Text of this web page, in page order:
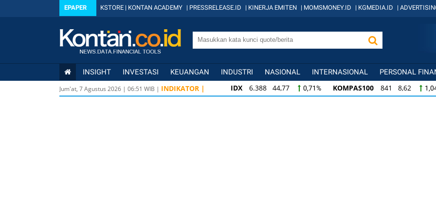
EPAPER KSTORE | KONTAN ACADEMY | PRESSRELEASE.ID | KINERJA EMITEN | MOMSMONEY.ID | KGMEDIA.ID |
INSIGHT INVESTASI KEUANGAN INDUSTRI NASIONAL INTERNASIONAL PERSONAL
Jum'at, 7 Agustus 2026 | 06:51 WIB | INDIKATOR | IDX 6.388 44,77 0,71% KOMPAS100 841 8,62
KOMPAS100
841 8,62 1,04% LQ45 638 7,02 1,11%